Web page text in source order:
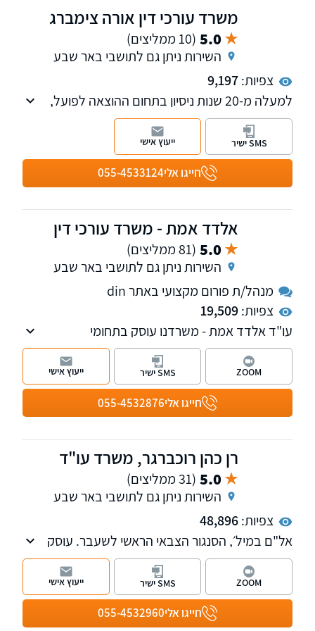
משרד עורכי דין אורה צימברג
5.0 (10 ממליצים)
השירות ניתן גם לתושבי באר שבע
צפיות:9,197
למעלה מ-20 שנות ניסיון בתחום ההוצאה לפועל,
חדלות הפירעון, מחיקת חובות ועוד. המשרד עוסק
גם בתחומי דיני המשפחה, המשפט האזרחי,
המשפט הצבאי והצבאי-פלילי. מעניקים שירות
משפטי מתל אביב ועד באר שבע. ניתן לקיים
פגישה באזור מגוריכם.
חייגו אלי055-4533124
SMS ישיר ייעוץ אישי
אלדד אמת - משרד עורכי דין
5.0 (81 ממליצים)
השירות ניתן גם לתושבי באר שבע
מנהל/ת פורום מקצועי באתר din
צפיות:19,509
עו"ד אלדד אמת - משרדנו עוסק בתחומי
המקרקעין והאזרחי-מסחרי.
חייגו אלי055-4532876
ZOOM SMS ישיר ייעוץ אישי
רן כהן רוכברגר, משרד עו"ד
5.0 (31 ממליצים)
השירות ניתן גם לתושבי באר שבע
צפיות:48,896
אל"ם במיל׳, הסנגור הצבאי הראשי לשעבר. עוסק
במשפט פלילי, בתיקי צבא וביטחון ובתיקי צווארון
לבן. משרדנו נותן שירות בכל רחבי הארץ. ניתן גם
לקיים פגישת ייעוץ און-ליין - נשמח לעמוד
לשירותכם
חייגו אלי055-4532960
ZOOM SMS ישיר ייעוץ אישי